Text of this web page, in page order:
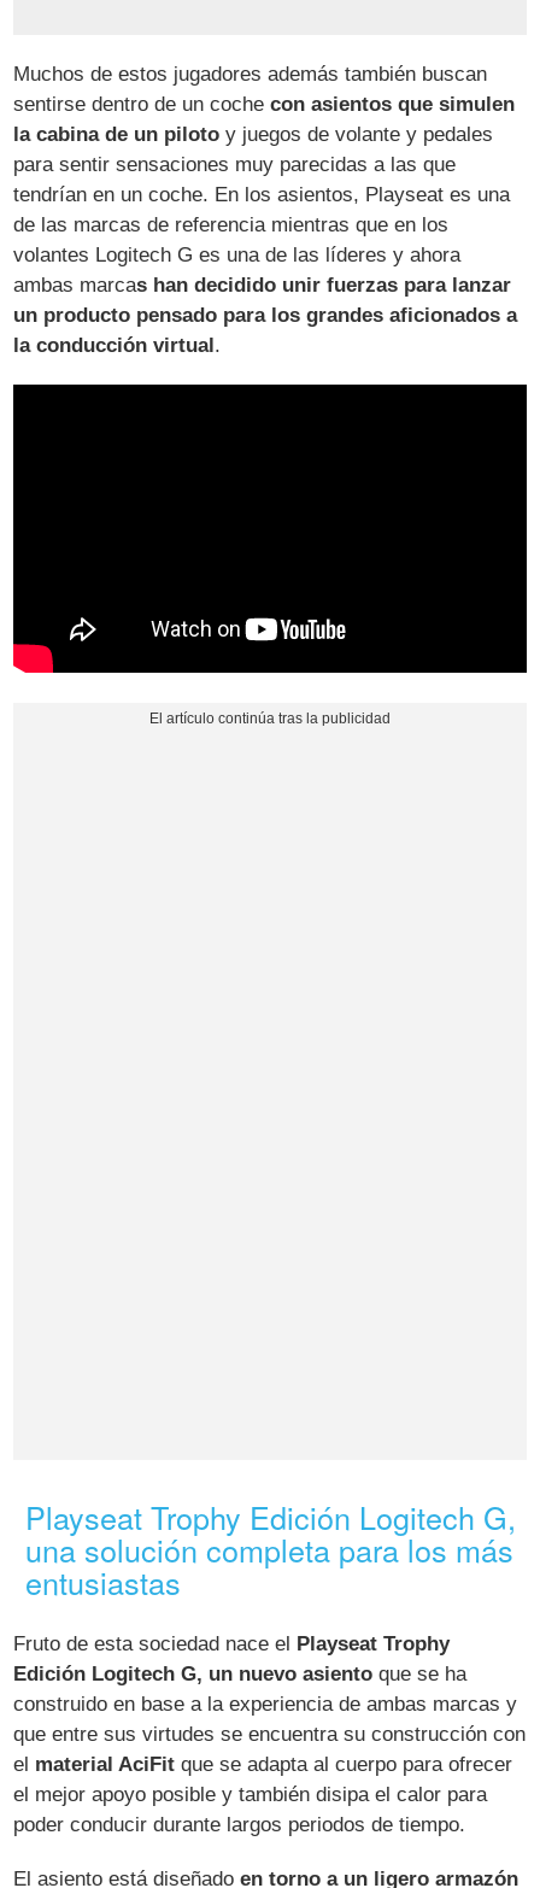
Muchos de estos jugadores además también buscan
sentirse dentro de un cochecon asientos que simulen
la cabina de un piloto y juegos de volante y pedales
para sentir sensaciones muy parecidas a las que
tendrían en un coche. En los asientos, Playseat es una
de las marcas de referencia mientras que en los
volantes Logitech G es una de las líderes y ahora
ambas marcas han decidido unir fuerzas para lanzar
un producto pensado para los grandes aficionados a
la conducción virtual.
Playseat Trophy Edición Logitech G,
una solución completa para los más
entusiastas
Fruto de esta sociedad nace el
Playseat Trophy
Edición Logitech G, un nuevo asiento que se ha
construido en base a la experiencia de ambas marcas y
que entre sus virtudes se encuentra su construcción con
el material AciFit que se adapta al cuerpo para ofrecer
el mejor apoyo posible y también disipa el calor para
poder conducir durante largos periodos de tiempo.
El asiento está diseñadoen torno a un ligero armazón